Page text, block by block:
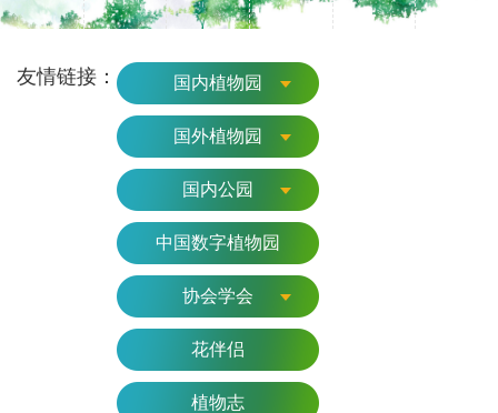
友情链接： 国内植物园
国外植物园
国内公园
中国数字植物园
协会学会
花伴侣
植物志